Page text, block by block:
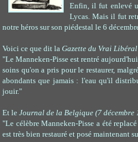
Enfin, il fut enlevé
Lycas. Mais il fut
notre héros sur son piédestal le 6
Voici ce que dit la Gazette du Vrai
"Le Manneken-Pisse est rentré
soins qu'on a pris pour le restaurer,
abondants que jamais : l'eau qu'il
jouir."
Et le Journal de la Belgique (7 décembre
"Le célèbre Manneken-Pisse a été
est très bien restauré et posé maintenant